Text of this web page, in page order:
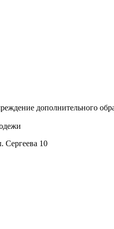
дополнительного
Сергеева 10